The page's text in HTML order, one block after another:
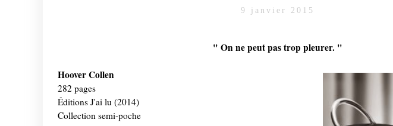
9 janvier 2015
" On ne peut pas trop pleurer. "
Hoover Collen
282 pages
Éditions J'ai lu (2014)
Collection semi-poche